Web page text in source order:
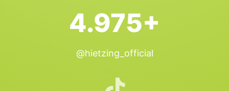
4.975+
@hietzing_official